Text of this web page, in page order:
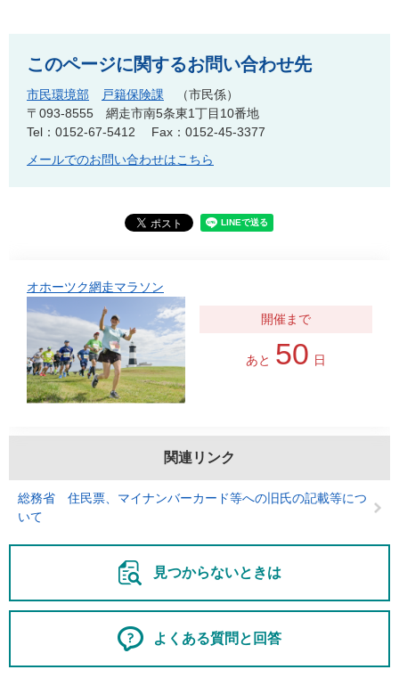
このページに関するお問い合わせ先
市民環境部 戸籍保険課
市民係
〒093-8555
網走市南5条東1丁目10番地
Tel：0152-67-5412
Fax：0152-45-3377
メールでのお問い合わせはこちら
オホーツク網走マラソン
あと 50 日
関連リンク
総務省 住民票、マイナンバーカード等への旧氏の記載等につ
いて
見つからないときは
よくある質問と回答